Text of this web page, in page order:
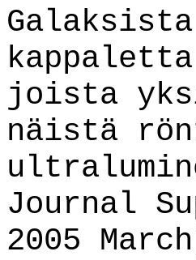
joista yksi
näistä
Journal
2005